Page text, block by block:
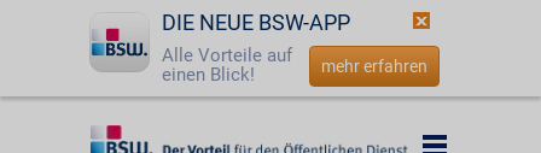
DIE NEUE BSW-APP
Alle Vorteile auf
einen Blick!
mehr erfahren
StartseiteStartseite